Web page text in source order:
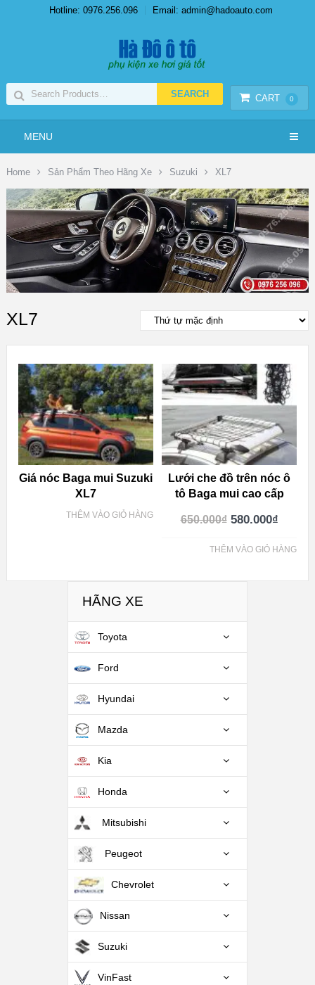
Hotline: 0976.256.096 Email: admin@hadoauto.com
CART 0
MENU
Home Sản Phẩm Theo Hãng Xe Suzuki XL7
XL7
Giá nóc Baga mui Suzuki
XL7
THÊM VÀO GIỎ HÀNG
Lưới che đồ trên nóc ô
tô Baga mui cao cấp
650.000₫ 580.000₫
THÊM VÀO GIỎ HÀNG
HÃNG XE
Toyota
Ford
Hyundai
Mazda
Kia
Honda
Mitsubishi
Peugeot
Chevrolet
Nissan
Suzuki
VinFast